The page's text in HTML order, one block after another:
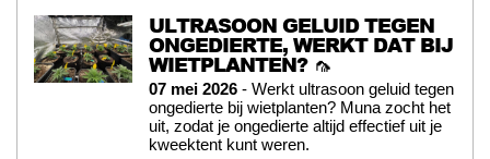
ULTRASOON GELUID TEGEN
ONGEDIERTE, WERKT DAT BIJ
WIETPLANTEN? 🦟
07 mei 2026 - Werkt ultrasoon geluid tegen
ongedierte bij wietplanten? Muna zocht het
uit, zodat je ongedierte altijd effectief uit je
kweektent kunt weren.